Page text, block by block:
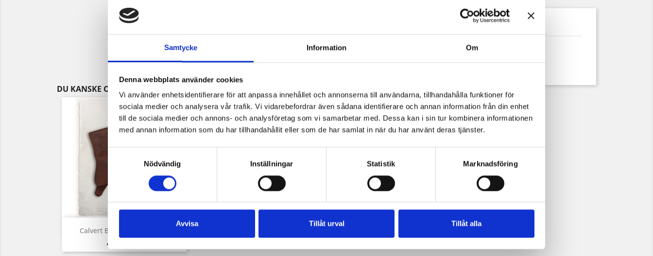
Samtycke Information Om
Denna webbplats använder cookies
Vi använder enhetsidentifierare för att anpassa innehållet och annonserna till användarna, tillhandahålla funktioner för
sociala medier och analysera vår trafik. Vi vidarebefordrar även sådana identifierare och annan information från din enhet
till de sociala medier och annons- och analysföretag som vi samarbetar med. Dessa kan i sin tur kombinera informationen
med annan information som du har tillhandahållit eller som de har samlat in när du har använt deras tjänster.
Nödvändig
Inställningar Statistik Marknadsföring
Avvisa Tillåt urval Tillåt alla
13 mm brett med mässingsspänne.
DU KANSKE OCKSÅ GILLAR
Calvert Bältesväska Läder...
Pris
479,00 kr
